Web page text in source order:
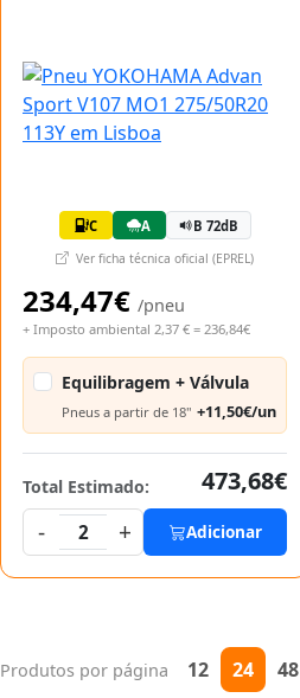
C A B 72dB
Ver ficha técnica oficial (EPREL)
234,47€ /pneu
+ Imposto ambiental 2,37 € = 236,84€
Equilibragem + Válvula
Pneus a partir de 18" +11,50€/un
Total Estimado:
473,68€
-
2 + Adicionar
Produtos por página 12 24 48